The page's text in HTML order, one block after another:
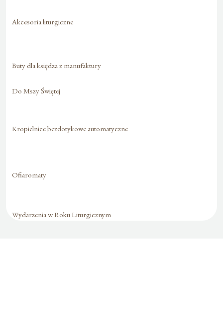
Akcesoria liturgiczne
Buty dla księdza z manufaktury
Do Mszy Świętej
Kropielnice bezdotykowe automatyczne
Ofiaromaty
Wydarzenia w Roku Liturgicznym